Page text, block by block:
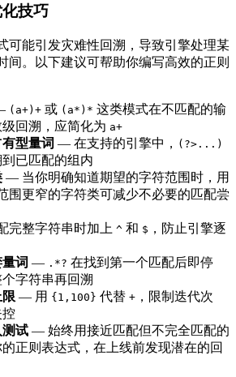
技巧
可能引发灾难性回溯，导致引擎处理某
间。以下建议可帮助你编写高效的正则
(a+)+ 或 (a*)* 这类模式在不匹配的输
回溯，应简化为 a+
型量词 — 在支持的引擎中， (?>...)
已匹配的组内
— 当你明确知道期望的字符范围时，用
围更窄的字符类可减少不必要的匹配尝
完整字符串时加上 ^ 和 $ ，防止引擎逐
词 — .*? 在找到第一个匹配后即停
字符串再回溯
— 用 {1,100} 代替 + ，限制迭代次
控
试 — 始终用接近匹配但不完全匹配的
正则表达式，在上线前发现潜在的回